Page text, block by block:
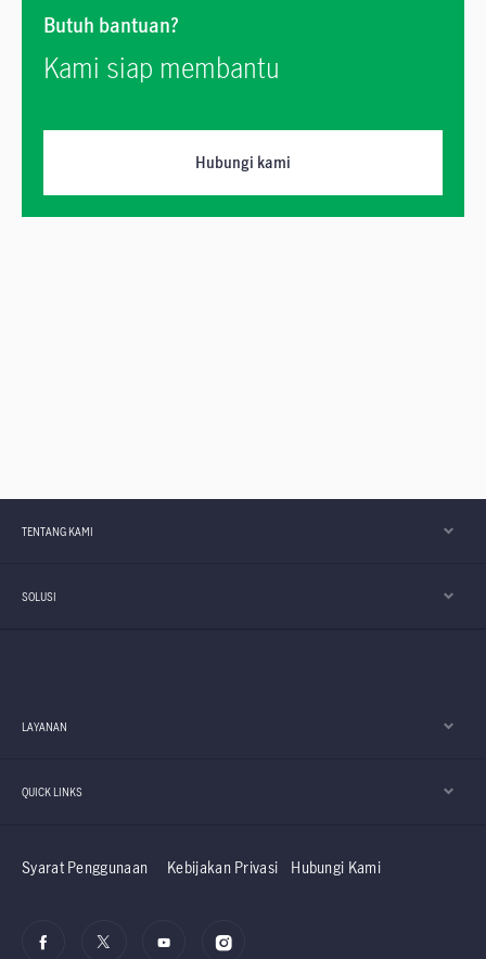
Butuh bantuan?
Kami siap membantu
Hubungi kami
TENTANG KAMI
SOLUSI
LAYANAN
QUICK LINKS
Syarat Penggunaan Kebijakan Privasi Hubungi Kami